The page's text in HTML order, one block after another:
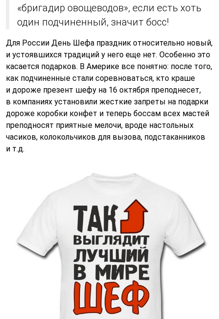
«бригадир овощеводов», если есть хоть
один подчиненный, значит босс!
Для России День Шефа праздник относительно новый,
и устоявшихся традиций у него еще нет. Особенно это
касается подарков. В Америке все понятно: после того,
как подчиненные стали соревноваться, кто краше
и дороже презент шефу на 16 октября преподнесет,
в компаниях установили жесткие запреты на подарки
дороже коробки конфет и теперь боссам всех мастей
преподносят приятные мелочи, вроде настольных
часиков, колокольчиков для вызова, подстаканников
и т.д.